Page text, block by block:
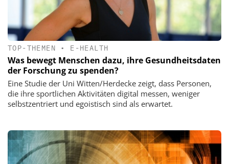
TOP-THEMEN • E-HEALTH
Was bewegt Menschen dazu, ihre Gesundheitsdaten
der Forschung zu spenden?
Eine Studie der Uni Witten/Herdecke zeigt, dass Personen,
die ihre sportlichen Aktivitäten digital messen, weniger
selbstzentriert und egoistisch sind als erwartet.